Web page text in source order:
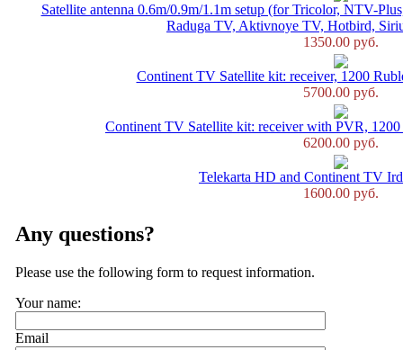
Satellite antenna 0.6m/0.9m/1.1m setup (for Tricolor, NTV-
Raduga TV, Aktivnoye TV, Hotbird,
1350.00 руб.
Continent TV Satellite kit: receiver, 1200
5700.00 руб.
Continent TV Satellite kit: receiver with PVR, 1200
6200.00 руб.
Telekarta HD and Continent TV
1600.00 руб.
Any questions?
Please use the following form to request information.
Your name:
Email